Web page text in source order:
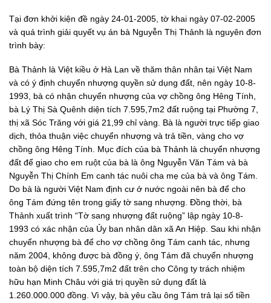
Tại đơn khởi kiện đề ngày 24-01-2005, tờ khai ngày 07-02-2005
và quá trình giải quyết vụ án bà Nguyễn Thị Thảnh là nguyên đơn
trình bày:
Bà Thảnh là Việt kiều ở Hà Lan về thăm thân nhân tại Việt Nam
và có ý định chuyển nhượng quyền sử dụng đất, nên ngày 10-8-
1993, bà có nhận chuyển nhượng của vợ chồng ông Hêng Tính,
bà Lý Thị Sà Quênh diện tích 7.595,7m2 đất ruộng tại Phường 7,
thị xã Sóc Trăng với giá 21,99 chỉ vàng. Bà là người trực tiếp giao
dịch, thỏa thuận việc chuyển nhượng và trả tiền, vàng cho vợ
chồng ông Hêng Tính. Mục đích của bà Thảnh là chuyển nhượng
đất để giao cho em ruột của bà là ông Nguyễn Văn Tám và bà
Nguyễn Thị Chính Em canh tác nuôi cha mẹ của bà và ông Tám.
Do bà là người Việt Nam định cư ở nước ngoài nên bà để cho
ông Tám đứng tên trong giấy tờ sang nhượng. Đồng thời, bà
Thảnh xuất trình “Tờ sang nhượng đất ruộng” lập ngày 10-8-
1993 có xác nhận của Ủy ban nhân dân xã An Hiệp. Sau khi nhận
chuyển nhượng bà để cho vợ chồng ông Tám canh tác, nhưng
năm 2004, không được bà đồng ý, ông Tám đã chuyển nhượng
toàn bộ diện tích 7.595,7m2 đất trên cho Công ty trách nhiệm
hữu hạn Minh Châu với giá trị quyền sử dụng đất là
1.260.000.000 đồng. Vì vậy, bà yêu cầu ông Tám trả lại số tiền